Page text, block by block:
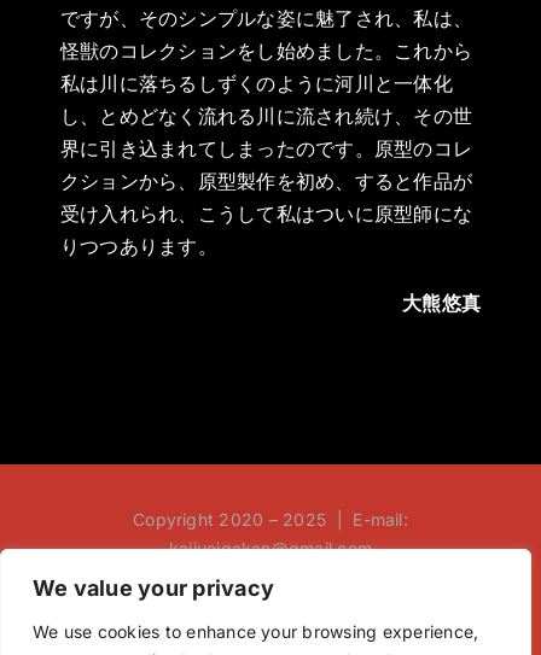
We value your privacy
We use cookies to enhance your browsing experience,
ですが、そのシンプルな姿に魅了され、私は、
怪獣のコレクションをし始めました。これから
私は川に落ちるしずくのように河川と一体化
し、とめどなく流れる川に流され続け、その世
界に引き込まれてしまったのです。原型のコレ
クションから、原型製作を初め、すると作品が
受け入れられ、こうして私はついに原型師にな
りつつあります。
大熊悠真
Copyright 2020 – 2025 | E-mail:
kaijueigakan@gmail.com